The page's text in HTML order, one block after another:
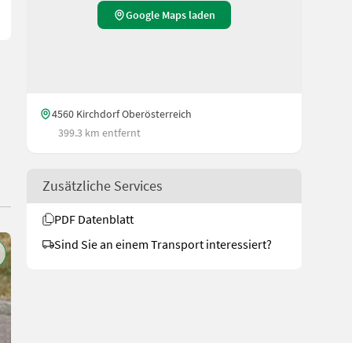
Google Maps laden
4560 Kirchdorf Oberösterreich
399.3 km entfernt
Zusätzliche Services
PDF Datenblatt
Sind Sie an einem Transport interessiert?